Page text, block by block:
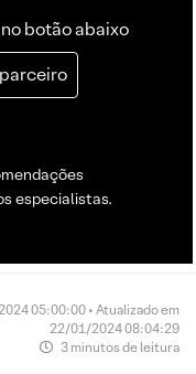
botão abaixo
especialistas.
05:00:00 • Atualizado em
22/01/2024 08:04:29
3 minutos de leitura